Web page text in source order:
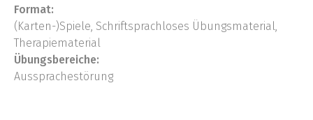
Format:
(Karten-)Spiele, Schriftsprachloses Übungsmaterial,
Therapiematerial
Übungsbereiche:
Aussprachestörung